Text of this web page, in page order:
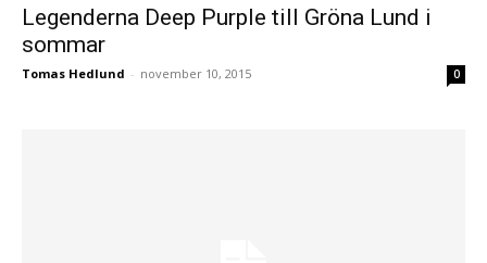
Legenderna Deep Purple till Gröna Lund i
sommar
Tomas Hedlund - november 10, 2015 0